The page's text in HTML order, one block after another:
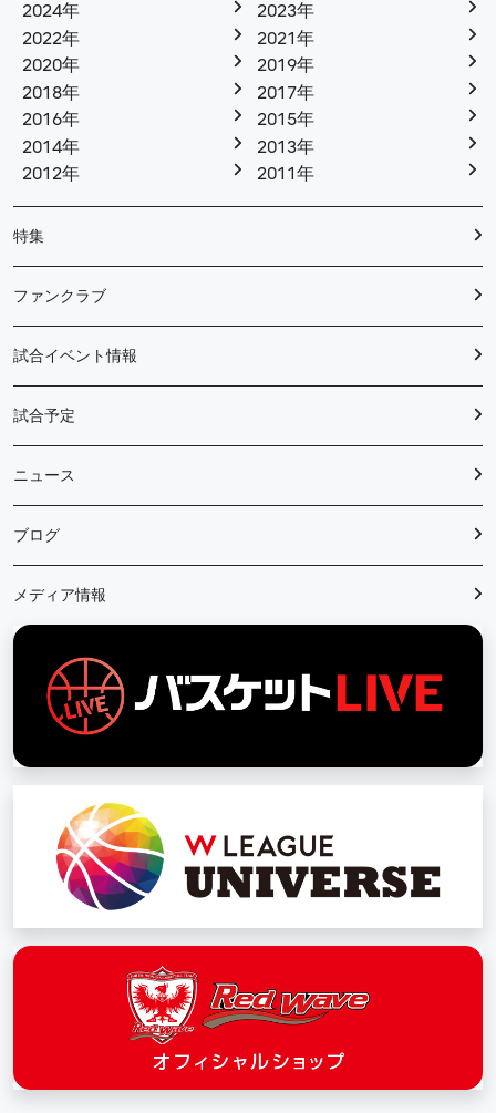
2024年
2023年
2022年
2021年
2020年
2019年
2018年
2017年
2016年
2015年
2014年
2013年
2012年
2011年
特集
ファンクラブ
試合イベント情報
試合予定
ニュース
ブログ
メディア情報